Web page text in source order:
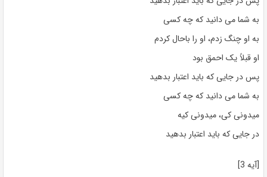
به شما می دانید که چه کسی
به او چنگ زدم، او را باحال کردم
او قبلاً یک احمق بود
پس در جایی که باید اعتبار بدهید
به شما می دانید که چه کسی
میدونی کی، میدونی کیه
در جایی که باید اعتبار بدهید
[آیه 3]